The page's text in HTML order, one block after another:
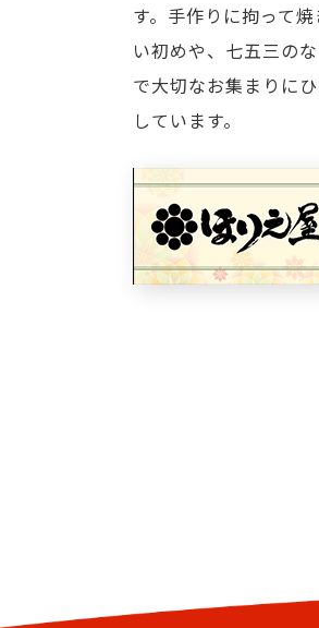
す。手作りに拘って
い初めや、七五三の
で大切なお集まりに
しています。